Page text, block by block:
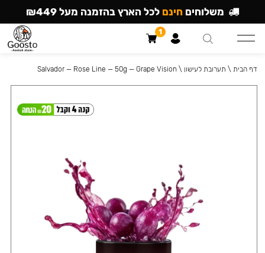
דף הבית \ תערובת לעישון \
Salvador — Rose Line — 50g — Grape Vision
משלוחים חינם לכל הארץ בהזמנה מעל ₪449
1